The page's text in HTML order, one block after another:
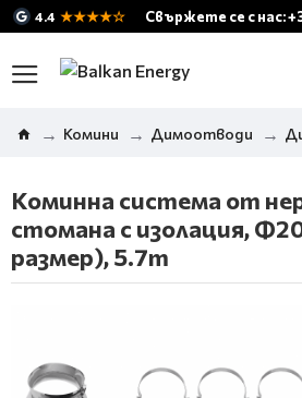
4.4 ★★★★☆ Свържете се с нас:
Комини Димоотводи
Коминна система от
стомана с изолация,
размер), 5.7m